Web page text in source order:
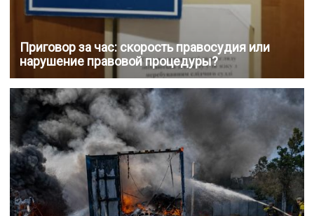
Приговор за час: скорость правосудия или
нарушение правовой процедуры?